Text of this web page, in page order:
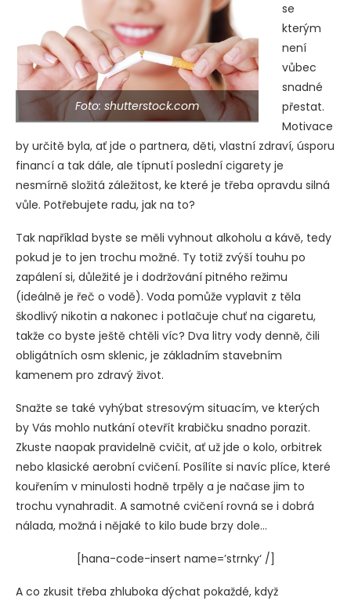
Foto: shutterstock.com
se
kterým
není
vůbec
snadné
přestat.
Motivace
by určitě byla, ať jde o partnera, děti, vlastní zdraví, úsporu
financí a tak dále, ale típnutí poslední cigarety je
nesmírně složitá záležitost, ke které je třeba opravdu silná
vůle. Potřebujete radu, jak na to?
Tak například byste se měli vyhnout alkoholu a kávě, tedy
pokud je to jen trochu možné. Ty totiž zvýší touhu po
zapálení si, důležité je i dodržování pitného režimu
(ideálně je řeč o vodě). Voda pomůže vyplavit z těla
škodlivý nikotin a nakonec i potlačuje chuť na cigaretu,
takže co byste ještě chtěli víc? Dva litry vody denně, čili
obligátních osm sklenic, je základním stavebním
kamenem pro zdravý život.
Snažte se také vyhýbat stresovým situacím, ve kterých
by Vás mohlo nutkání otevřít krabičku snadno porazit.
Zkuste naopak pravidelně cvičit, ať už jde o kolo, orbitrek
nebo klasické aerobní cvičení. Posílíte si navíc plíce, které
kouřením v minulosti hodně trpěly a je načase jim to
trochu vynahradit. A samotné cvičení rovná se i dobrá
nálada, možná i nějaké to kilo bude brzy dole…
[hana-code-insert name=’strnky‘ /]
A co zkusit třeba zhluboka dýchat pokaždé, když